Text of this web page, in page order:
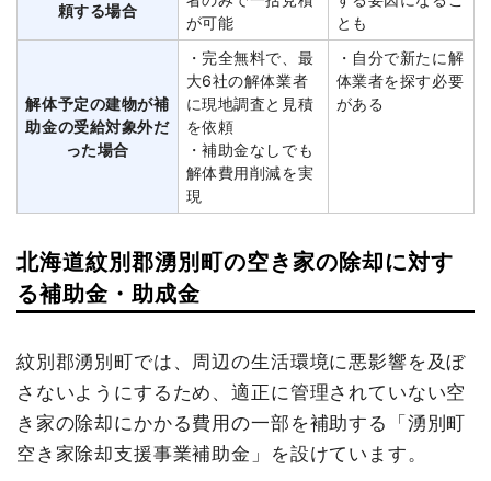
頼する場合
が可能
とも
解体予定の建物が補
助金の受給対象外だ
った場合
・完全無料で、最
大6社の解体業者
に現地調査と見積
を依頼
・補助金なしでも
解体費用削減を実
現
・自分で新たに解
体業者を探す必要
がある
北海道紋別郡湧別町の空き家の除却に対す
る補助金・助成金
紋別郡湧別町では、周辺の生活環境に悪影響を及ぼ
さないようにするため、適正に管理されていない空
き家の除却にかかる費用の一部を補助する「湧別町
空き家除却支援事業補助金」を設けています。